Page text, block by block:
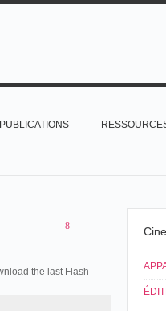
PUBLICATIONS
the last Flash